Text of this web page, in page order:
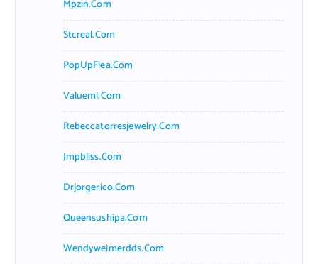
Mpzin.com
Stcreal.com
PopUpFlea.com
Valueml.com
Rebeccatorresjewelry.com
Jmpbliss.com
Drjorgerico.com
Queensushipa.com
Wendyweimerdds.com